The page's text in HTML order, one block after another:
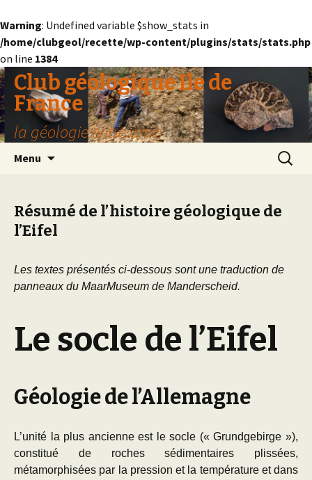
Warning: Undefined variable $show_stats in
/home/clubgeol/recette/wp-content/plugins/stats/stats.php
on line 1384
Club géologique Ile de
France
la géologie entre amis
Menu
Résumé de l’histoire géologique de
l’Eifel
Les textes présentés ci-dessous sont une traduction de
panneaux du MaarMuseum de Manderscheid.
Le socle de l’Eifel
Géologie de l’Allemagne
L’unité la plus ancienne est le socle (« Grundgebirge »),
constitué de roches sédimentaires plissées,
métamorphisées par la pression et la température et dans